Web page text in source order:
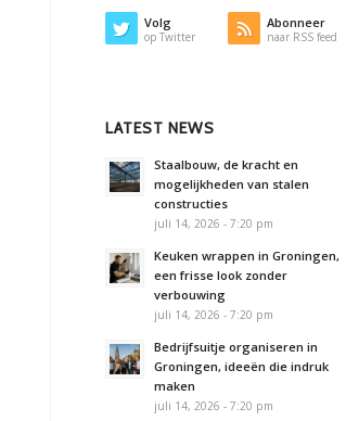
Volg
op Twitter
Abonneer
naar RSS feed
LATEST NEWS
Staalbouw, de kracht en
mogelijkheden van stalen
constructies
juli 14, 2026 - 7:20 pm
Keuken wrappen in Groningen,
een frisse look zonder
verbouwing
juli 14, 2026 - 7:20 pm
Bedrijfsuitje organiseren in
Groningen, ideeën die indruk
maken
juli 14, 2026 - 7:20 pm